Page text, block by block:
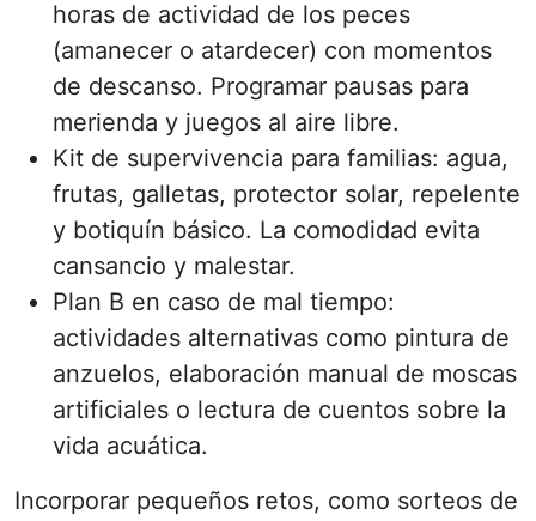
horas de actividad de los peces
(amanecer o atardecer) con momentos
de descanso. Programar pausas para
merienda y juegos al aire libre.
Kit de supervivencia para familias: agua,
frutas, galletas, protector solar, repelente
y botiquín básico. La comodidad evita
cansancio y malestar.
Plan B en caso de mal tiempo:
actividades alternativas como pintura de
anzuelos, elaboración manual de moscas
artificiales o lectura de cuentos sobre la
vida acuática.
Incorporar pequeños retos, como sorteos de